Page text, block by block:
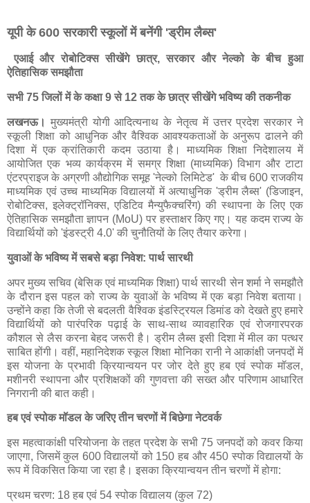
यूपी के 600 सरकारी स्कूलों में बनेंगी 'ड्रीम लैब्स'
एआई और रोबोटिक्स सीखेंगे छात्र, सरकार और नेल्को के बीच हुआ
ऐतिहासिक समझौता
सभी 75 जिलों में के कक्षा 9 से 12 तक के छात्र सीखेंगे भविष्य की तकनीक
लखनऊ। मुख्यमंत्री योगी आदित्यनाथ के नेतृत्व में उत्तर प्रदेश सरकार ने
स्कूली शिक्षा को आधुनिक और वैश्विक आवश्यकताओं के अनुरूप ढालने की
दिशा में एक क्रांतिकारी कदम उठाया है। माध्यमिक शिक्षा निदेशालय में
आयोजित एक भव्य कार्यक्रम में समग्र शिक्षा (माध्यमिक) विभाग और टाटा
एंटरप्राइज के अग्रणी औद्योगिक समूह 'नेल्को लिमिटेड' के बीच 600 राजकीय
माध्यमिक एवं उच्च माध्यमिक विद्यालयों में अत्याधुनिक 'ड्रीम लैब्स' (डिजाइन,
रोबोटिक्स, इलेक्ट्रॉनिक्स, एडिटिव मैन्युफैक्चरिंग) की स्थापना के लिए एक
ऐतिहासिक समझौता ज्ञापन (MoU) पर हस्ताक्षर किए गए। यह कदम राज्य के
विद्यार्थियों को 'इंडस्ट्री 4.0' की चुनौतियों के लिए तैयार करेगा।
युवाओं के भविष्य में सबसे बड़ा निवेश: पार्थ सारथी
अपर मुख्य सचिव (बेसिक एवं माध्यमिक शिक्षा) पार्थ सारथी सेन शर्मा ने समझौते
के दौरान इस पहल को राज्य के युवाओं के भविष्य में एक बड़ा निवेश बताया।
उन्होंने कहा कि तेजी से बदलती वैश्विक इंडस्ट्रियल डिमांड को देखते हुए हमारे
विद्यार्थियों को पारंपरिक पढ़ाई के साथ-साथ व्यावहारिक एवं रोजगारपरक
कौशल से लैस करना बेहद जरूरी है। ड्रीम लैब्स इसी दिशा में मील का पत्थर
साबित होंगी। वहीं, महानिदेशक स्कूल शिक्षा मोनिका रानी ने आकांक्षी जनपदों में
इस योजना के प्रभावी क्रियान्वयन पर जोर देते हुए हब एवं स्पोक मॉडल,
मशीनरी स्थापना और प्रशिक्षकों की गुणवत्ता की सख्त और परिणाम आधारित
निगरानी की बात कही।
हब एवं स्पोक मॉडल के जरिए तीन चरणों में बिछेगा नेटवर्क
इस महत्वाकांक्षी परियोजना के तहत प्रदेश के सभी 75 जनपदों को कवर किया
जाएगा, जिसमें कुल 600 विद्यालयों को 150 हब और 450 स्पोक विद्यालयों के
रूप में विकसित किया जा रहा है। इसका क्रियान्वयन तीन चरणों में होगा:
प्रथम चरण: 18 हब एवं 54 स्पोक विद्यालय (कुल 72)